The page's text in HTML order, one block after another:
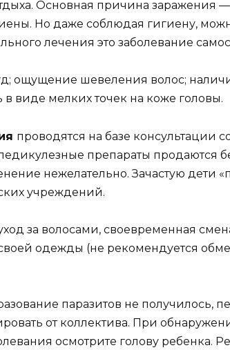
Основная причина заражения
Но даже соблюдая гигиену,
лечения это заболевание
ощущение шевеления волос;
в виде мелких точек на коже головы.
проводятся на базе консультации
препараты продаются
нежелательно. Зачастую дети
учреждений.
за волосами, своевременная
одежды (не рекомендуется
паразитов не получилось,
от коллектива. При
осмотрите голову ребенка.